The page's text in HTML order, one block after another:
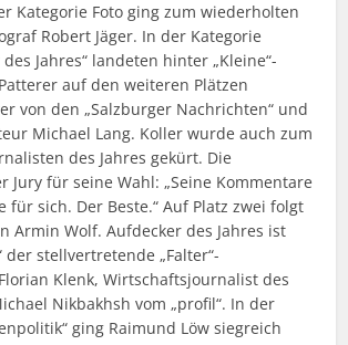
Kategorie Foto ging zum wiederholten
Robert Jäger. In der Kategorie
Jahres“ landeten hinter „Kleine“-
auf den weiteren Plätzen
von den „Salzburger Nachrichten“ und
Michael Lang. Koller wurde auch zum
des Jahres gekürt. Die
Jury für seine Wahl: „Seine Kommentare
für sich. Der Beste.“ Auf Platz zwei folgt
Armin Wolf. Aufdecker des Jahres ist
der stellvertretende „Falter“-
Klenk, Wirtschaftsjournalist des
Nikbakhsh vom „profil“. In der
ging Raimund Löw siegreich